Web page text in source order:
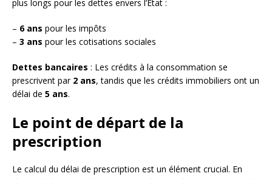
plus longs pour les dettes envers l’État :
– 6 ans pour les impôts
– 3 ans pour les cotisations sociales
Dettes bancaires : Les crédits à la consommation se
prescrivent par 2 ans, tandis que les crédits immobiliers ont un
délai de 5 ans.
Le point de départ de la
prescription
Le calcul du délai de prescription est un élément crucial. En